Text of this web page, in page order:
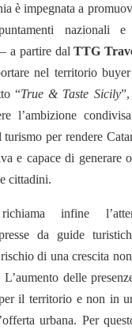
è impegnata a
nazionali e
a partire dalTTG
nel territorio buyer
“True & Taste Sicily
l’ambizione
turismo per rendere
e capace di generare
cittadini.
infine
da guide
di una crescita
delle
il territorio e non in
urbana. Per